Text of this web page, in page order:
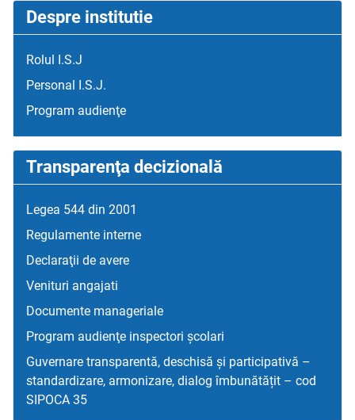
Despre institutie
Rolul I.S.J
Personal I.S.J.
Program audienţe
Transparenţa decizională
Legea 544 din 2001
Regulamente interne
Declaraţii de avere
Venituri angajati
Documente manageriale
Program audienţe inspectori școlari
Guvernare transparentă, deschisă și participativă –
standardizare, armonizare, dialog îmbunătățit – cod
SIPOCA 35